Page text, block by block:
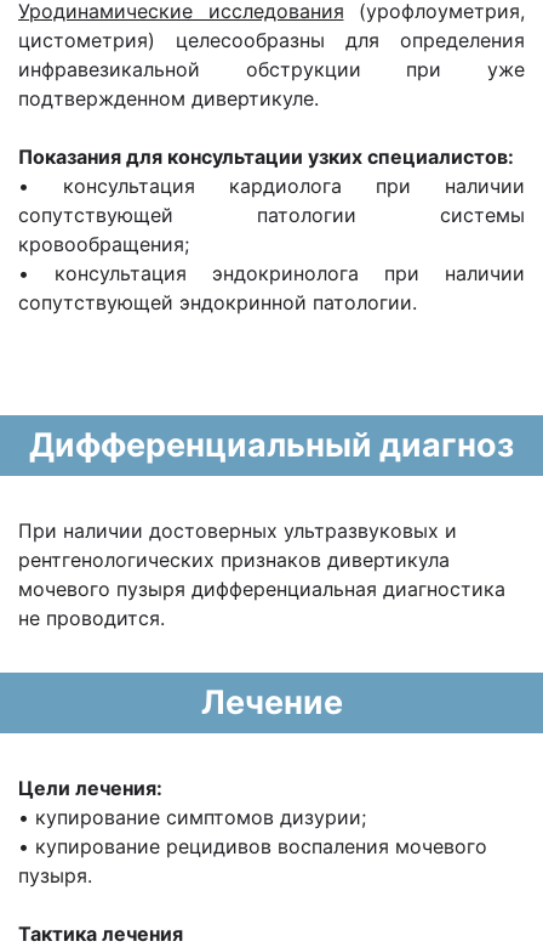
Уродинамические исследования (урофлоуметрия,
цистометрия) целесообразны для определения
инфравезикальной обструкции при уже
подтвержденном дивертикуле.
Показания для консультации узких специалистов:
• консультация кардиолога при наличии
сопутствующей патологии системы
кровообращения;
• консультация эндокринолога при наличии
сопутствующей эндокринной патологии.
Дифференциальный диагноз
При наличии достоверных ультразвуковых и
рентгенологических признаков дивертикула
мочевого пузыря дифференциальная диагностика
не проводится.
Лечение
Цели лечения:
• купирование симптомов дизурии;
• купирование рецидивов воспаления мочевого
пузыря.
Тактика лечения